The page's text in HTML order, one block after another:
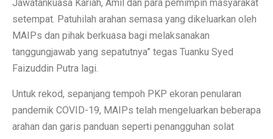
Jawatankuasa Kariah, Amil dan para pemimpin masyarakat
setempat. Patuhilah arahan semasa yang dikeluarkan oleh
MAIPs dan pihak berkuasa bagi melaksanakan
tanggungjawab yang sepatutnya” tegas Tuanku Syed
Faizuddin Putra lagi.
Untuk rekod, sepanjang tempoh PKP ekoran penularan
pandemik COVID-19, MAIPs telah mengeluarkan beberapa
arahan dan garis panduan seperti penangguhan solat